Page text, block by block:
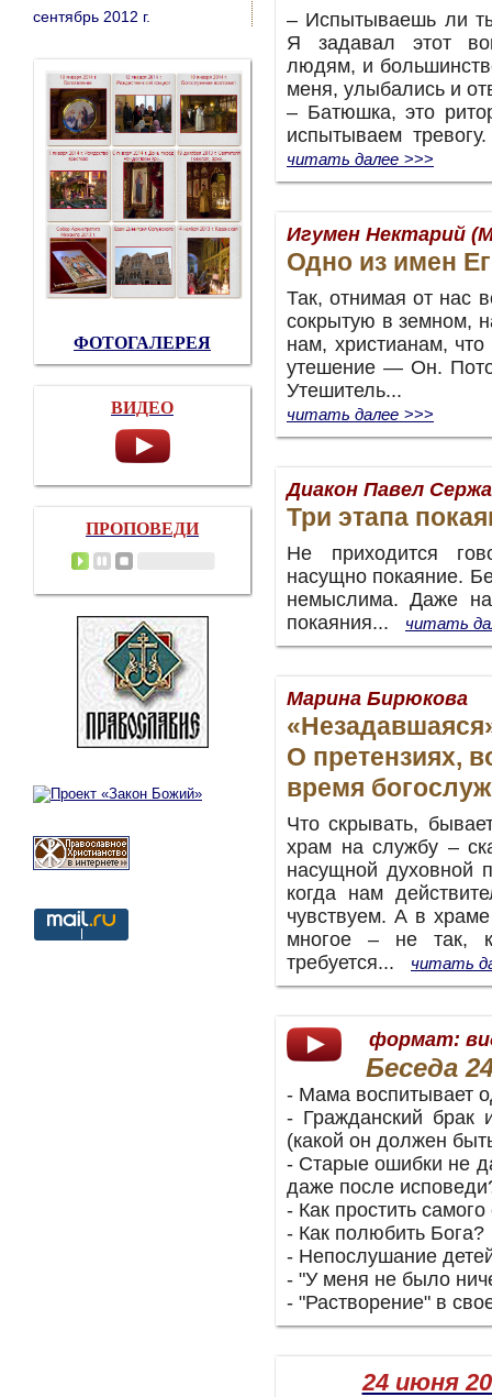
– Испытываешь ли
Я задавал этот
людям, и
меня, улыбались и
– Батюшка, это
испытываем
читать далее >>>
Игумен Нектарий
Одно из имен
Так, отнимая от нас
сокрытую в земном,
нам, христианам,
утешение — Он.
Утешитель...
читать далее >>>
Диакон Павел
Три этапа
Не приходится
насущно покаяние.
немыслима. Даже
покаяния...
читать
Марина Бирюкова
О претензиях,
время
Что скрывать,
храм на службу –
насущной духовной
когда нам
чувствуем. А в
многое – не так,
требуется...
читать
формат:
Беседа
- Мама воспитывает
- Гражданский брак
(какой он должен
- Старые ошибки не
даже после
- Как простить самого
- Как полюбить Бога?
- Непослушание
- "У меня не было
- "Растворение" в
24 июня
сентябрь 2012 г.
ФОТОГАЛЕРЕЯ
ВИДЕО
ПРОПОВЕДИ